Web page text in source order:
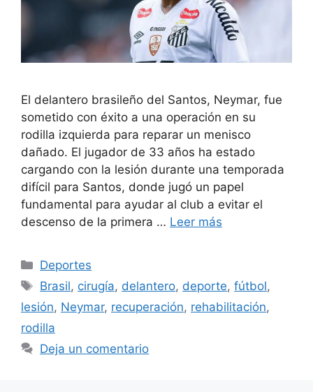
El delantero brasileño del Santos, Neymar, fue
sometido con éxito a una operación en su
rodilla izquierda para reparar un menisco
dañado. El jugador de 33 años ha estado
cargando con la lesión durante una temporada
difícil para Santos, donde jugó un papel
fundamental para ayudar al club a evitar el
descenso de la primera … Leer más
Categorías
Deportes
Etiquetas
Brasil, cirugía, delantero, deporte,fútbol,
lesión, Neymar, recuperación, rehabilitación,
rodilla
Deja un comentario